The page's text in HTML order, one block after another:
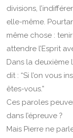
divisions,
elle-même.
même chose :
attendre l’Esprit
Dans la deuxième
dit : “Si l’on vous
êtes-vous.”
Ces paroles
dans l’épreuve ?
Mais Pierre ne